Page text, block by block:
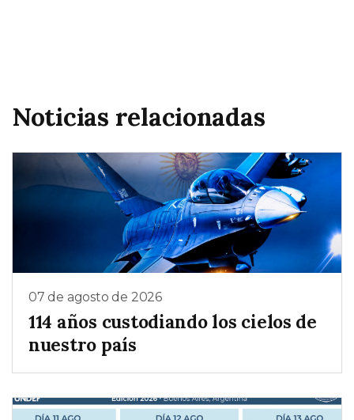
Noticias relacionadas
07 de agosto de 2026
114 años custodiando los cielos de
nuestro país